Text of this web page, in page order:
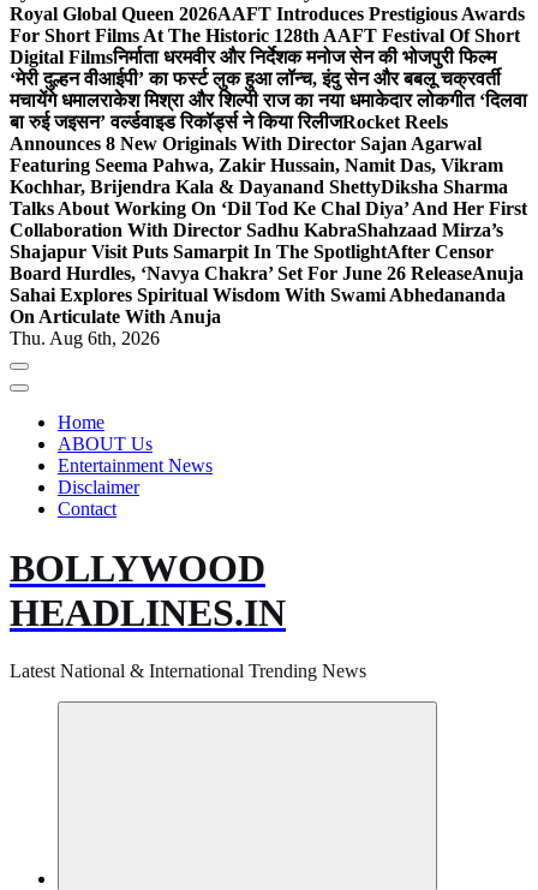
Royal Global Queen 2026AAFT Introduces Prestigious Awards
For Short Films At The Historic 128th AAFT Festival Of Short
Digital Filmsनिर्माता धरमवीर और निर्देशक मनोज सेन की भोजपुरी फिल्म
‘मेरी दुल्हन वीआईपी’ का फर्स्ट लुक हुआ लॉन्च, इंदु सेन और बबलू चक्रवर्ती
मचायेंगे धमालराकेश मिश्रा और शिल्पी राज का नया धमाकेदार लोकगीत ‘दिलवा
बा रुई जइसन’ वर्ल्डवाइड रिकॉर्ड्स ने किया रिलीजRocket Reels
Announces 8 New Originals With Director Sajan Agarwal
Featuring Seema Pahwa, Zakir Hussain, Namit Das, Vikram
Kochhar, Brijendra Kala & Dayanand ShettyDiksha Sharma
Talks About Working On ‘Dil Tod Ke Chal Diya’ And Her First
Collaboration With Director Sadhu KabraShahzaad Mirza’s
Shajapur Visit Puts Samarpit In The SpotlightAfter Censor
Board Hurdles, ‘Navya Chakra’ Set For June 26 ReleaseAnuja
Sahai Explores Spiritual Wisdom With Swami Abhedananda
On Articulate With Anuja
Thu. Aug 6th, 2026
Home
ABOUT Us
Entertainment News
Disclaimer
Contact
BOLLYWOOD
HEADLINES.IN
Latest National & International Trending News